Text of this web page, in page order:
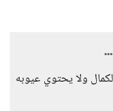
ولا يحتوي عيوبه